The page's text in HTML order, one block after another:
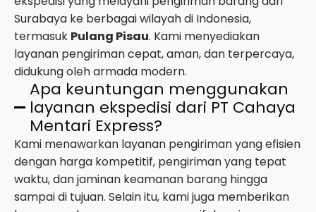
Surabaya ke berbagai wilayah di Indonesia,
termasuk Pulang Pisau. Kami menyediakan
layanan pengiriman cepat, aman, dan terpercaya,
didukung oleh armada modern.
Apa keuntungan menggunakan
layanan ekspedisi dari PT Cahaya
Mentari Express?
Kami menawarkan layanan pengiriman yang efisien
dengan harga kompetitif, pengiriman yang tepat
waktu, dan jaminan keamanan barang hingga
sampai di tujuan. Selain itu, kami juga memberikan